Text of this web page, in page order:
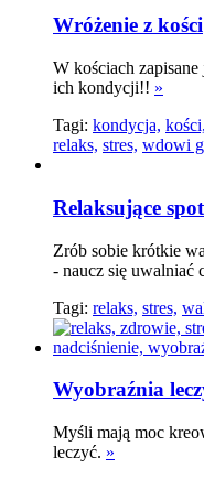
Wróżenie z kości
W kościach
ich kondycji!! »
Tagi: kondycja, kości,
relaks, stres, wdowi
Relaksujące
Zrób sobie krótkie
- naucz się uwalniać
Tagi: relaks, stres,
Wyobraźnia
Myśli mają moc
leczyć. »